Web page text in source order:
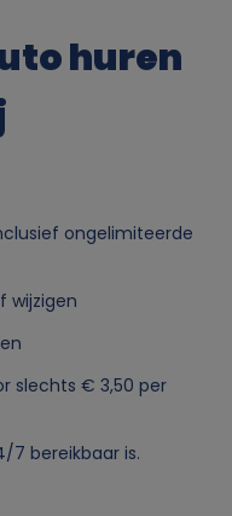
huren
ongelimiteerde
wijzigen
slechts € 3,50 per
7 bereikbaar is.